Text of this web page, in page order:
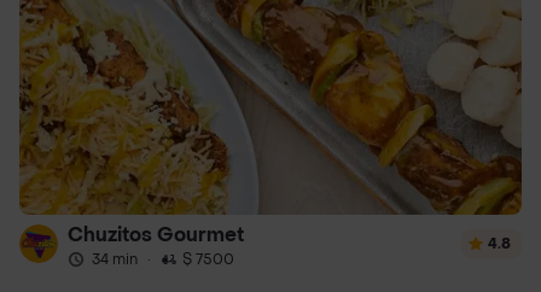
Chuzitos Gourmet
34 min · $ 7500
4.8